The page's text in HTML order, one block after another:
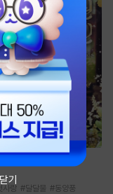
신 [단행본]
사랑 #달달물 #동양풍
닫기